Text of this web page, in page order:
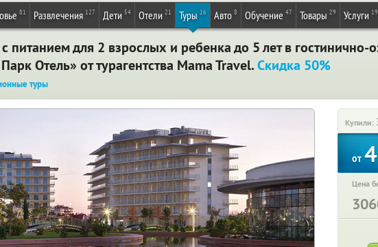
81 Развлечения 127 Дети 54 Отели 21 Туры 16 Авто 8 Обучение 47 Товары 29 Услуги 19
питанием для 2 взрослых и ребенка до 5 лет в гостинично-
Отель» от турагентства Mama Travel.Скидка 50%
туры
Купили:
от
Цена